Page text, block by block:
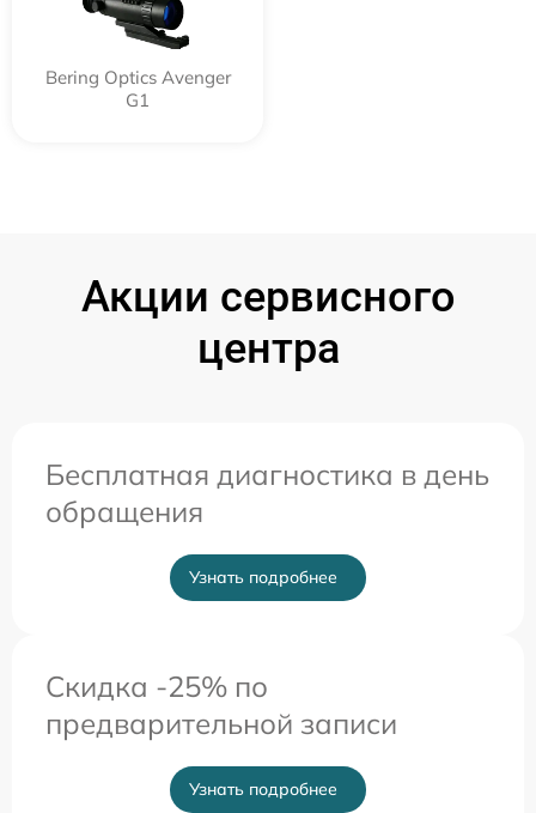
Bering Optics Avenger
G1
Акции сервисного
центра
Бесплатная диагностика в день
обращения
Узнать подробнее
Скидка -25% по
предварительной записи
Узнать подробнее